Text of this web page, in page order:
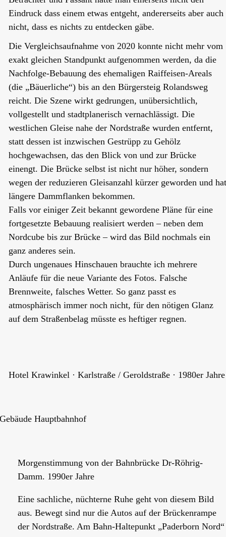
Eindruck dass einem etwas entgeht, andererseits aber auch
nicht, dass es nichts zu entdecken gäbe.
Die Vergleichsaufnahme von 2020 konnte nicht mehr vom
exakt gleichen Standpunkt aufgenommen werden, da die
Nachfolge-Bebauung des ehemaligen Raiffeisen-Areals
(die „Bäuerliche“) bis an den Bürgersteig Rolandsweg
reicht. Die Szene wirkt gedrungen, unübersichtlich,
vollgestellt und stadtplanerisch vernachlässigt. Die
westlichen Gleise nahe der Nordstraße wurden entfernt,
statt dessen ist inzwischen Gestrüpp zu Gehölz
hochgewachsen, das den Blick von und zur Brücke
einengt. Die Brücke selbst ist nicht nur höher, sondern
wegen der reduzieren Gleisanzahl kürzer geworden und hat
längere Dammflanken bekommen.
Falls vor einiger Zeit bekannt gewordene Pläne für eine
fortgesetzte Bebauung realisiert werden – neben dem
Nordcube bis zur Brücke – wird das Bild nochmals ein
ganz anderes sein.
Durch ungenaues Hinschauen brauchte ich mehrere
Anläufe für die neue Variante des Fotos. Falsche
Brennweite, falsches Wetter. So ganz passt es
atmosphärisch immer noch nicht, für den nötigen Glanz
auf dem Straßenbelag müsste es heftiger regnen.
Hotel Krawinkel · Karlstraße / Geroldstraße · 1980er Jahre
Hauptbahnhof
Morgenstimmung von der Bahnbrücke Dr-Röhrig-
Damm. 1990er Jahre
Eine sachliche, nüchterne Ruhe geht von diesem Bild
aus. Bewegt sind nur die Autos auf der Brückenrampe
der Nordstraße. Am Bahn-Haltepunkt „Paderborn Nord“